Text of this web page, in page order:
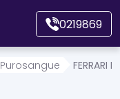
0219869
Purosangue FERRARI